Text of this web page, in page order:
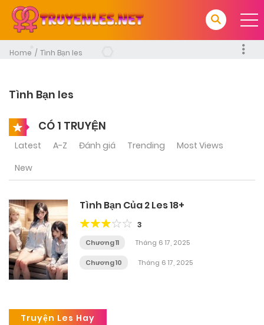
Home Tình Bạn les
Tình Bạn les
CÓ 1 TRUYỆN
Latest A-Z Đánh giá Trending
Most Views
New
Tình Bạn Của 2 Les 18+
3
Chương 11 Tháng 6 17, 2025
Chương 10 Tháng 6 17, 2025
Truyện Les Hay